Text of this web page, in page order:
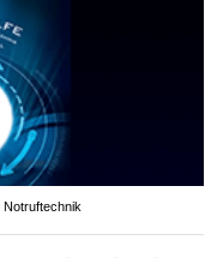
Notruftechnik